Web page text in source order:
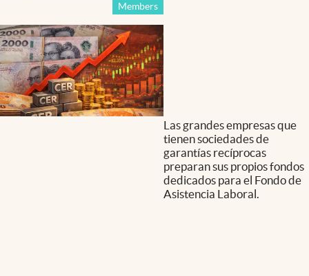
Members
Las grandes empresas que
tienen sociedades de
garantías recíprocas
preparan sus propios fondos
dedicados para el Fondo de
Asistencia Laboral.